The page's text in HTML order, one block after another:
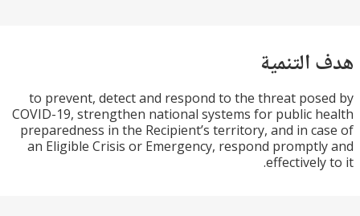
to prevent, detect and respond to the threat
COVID-19, strengthen national systems for public
preparedness in the Recipient’s territory, and in
an Eligible Crisis or Emergency, respond